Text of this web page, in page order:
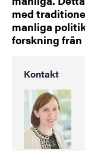
med
manliga
forskning
Kontakt